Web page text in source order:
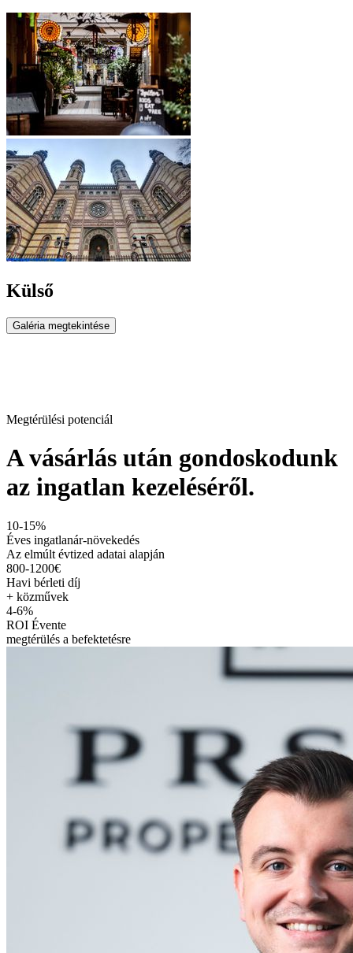
Külső
Galéria megtekintése
Megtérülési potenciál
A vásárlás után gondoskodunk
az ingatlan kezeléséről.
10-15%
Éves ingatlanár-növekedés
Az elmúlt évtized adatai alapján
800-1200€
Havi bérleti díj
+ közművek
4-6%
ROI Évente
megtérülés a befektetésre